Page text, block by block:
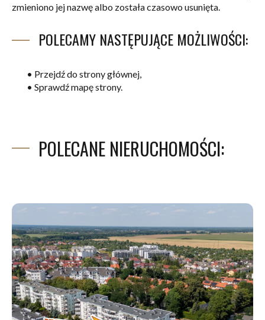
zmieniono jej nazwę albo została czasowo usunięta.
POLECAMY NASTĘPUJĄCE MOŻLIWOŚCI:
• Przejdź do strony głównej,
• Sprawdź mapę strony.
POLECANE NIERUCHOMOŚCI: